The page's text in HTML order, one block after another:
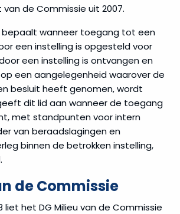
de Commissie uit 2007.
bepaalt wanneer toegang tot een
een instelling is opgesteld voor
een instelling is ontvangen en
een aangelegenheid waarover de
besluit heeft genomen, wordt
dit lid aan wanneer de toegang
met standpunten voor intern
van beraadslagingen en
binnen de betrokken instelling,
de Commissie
liet het DG Milieu van de Commissie